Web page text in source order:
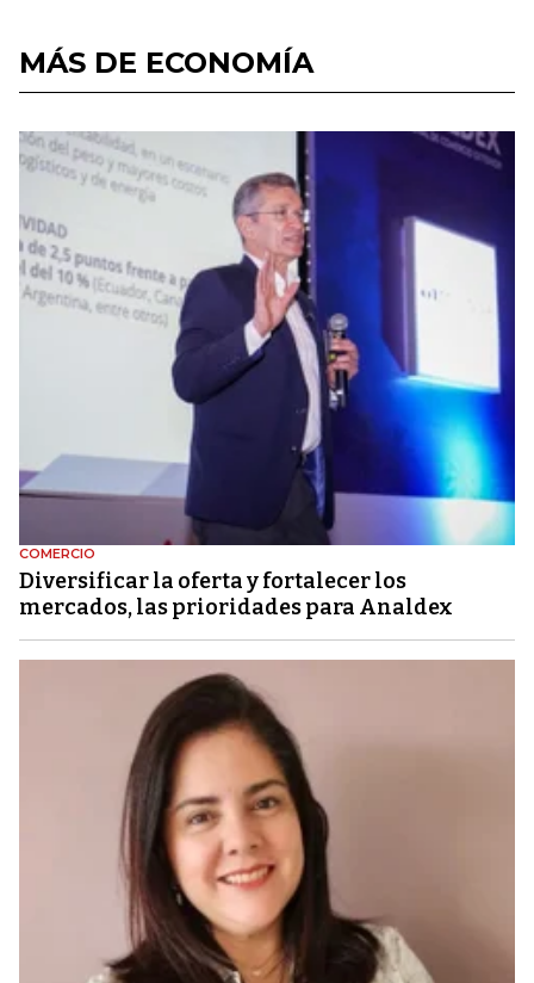
MÁS DE ECONOMÍA
COMERCIO
Diversificar la oferta y fortalecer los
mercados, las prioridades para Analdex